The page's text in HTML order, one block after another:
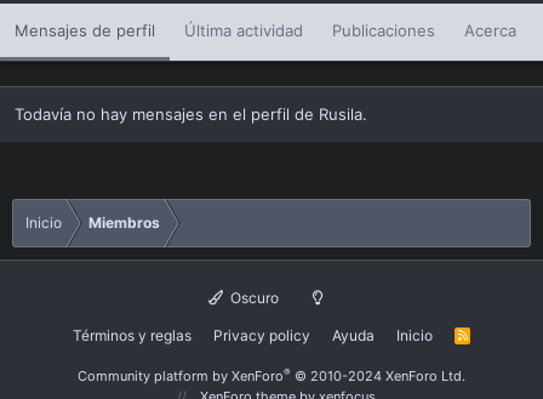
Mensajes de perfil Última actividad Publicaciones Acerca
Todavía no hay mensajes en el perfil de Rusila.
Inicio Miembros
Oscuro
Términos y reglas Privacy policy Ayuda Inicio
R
Community platform by XenForo® © 2010-2024 XenForo Ltd.